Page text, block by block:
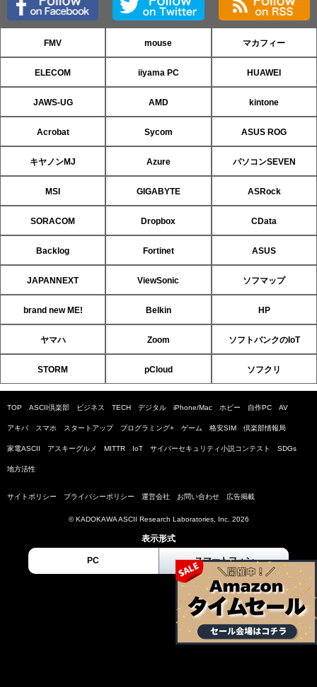
FMV mouse マカフィー
ELECOM iiyama PC HUAWEI
JAWS-UG AMD kintone
Acrobat Sycom ASUS ROG
キヤノンMJ Azure パソコンSEVEN
MSI GIGABYTE ASRock
SORACOM Dropbox CData
Backlog Fortinet ASUS
JAPANNEXT ViewSonic ソフマップ
brand new ME! Belkin HP
ヤマハ Zoom ソフトバンクのIoT
STORM pCloud ソフクリ
TOP ASCII倶楽部 ビジネス TECH デジタル iPhone/Mac ホビー 自作PC AV
アキバ スマホ スタートアップ プログラミング+ ゲーム 格安SIM 倶楽部情報局
家電ASCII アスキーグルメ MITTR IoT サイバーセキュリティ小説コンテスト SDGs
地方活性
サイトポリシー プライバシーポリシー 運営会社 お問い合わせ 広告掲載
© KADOKAWA ASCII Research Laboratories, Inc. 2026
表示形式
PC スマートフォン